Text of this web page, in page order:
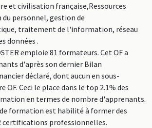
et civilisation française,Ressources
personnel, gestion de
traitement de l'information, réseau
données .
emploie 81 formateurs. Cet OF a
d'après son dernier Bilan
déclaré, dont aucun en sous-
OF. Ceci le place dans le top 2.1% des
en termes de nombre d'apprenants.
formation est habilité à former des
certifications professionnelles.